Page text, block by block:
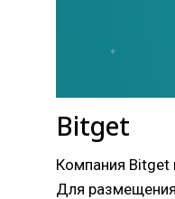
Bitget
Компания Bitget
Для